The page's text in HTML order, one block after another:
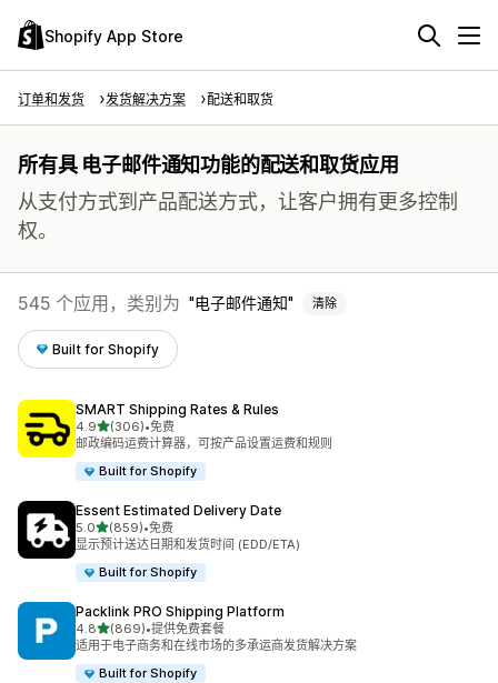
Shopify App Store
订单和发货 发货解决方案 配送和取货
所有具 电子邮件通知功能的配送和取货应用
从支付方式到产品配送方式，让客户拥有更多控制
权。
545 个应用，类别为 电子邮件通知 清除
Built for Shopify
SMART Shipping Rates & Rules
4.9星（满分 5 星）
(306)
总共 306 条评论
•免费
邮政编码运费计算器，可按产品设置运费和规则
Built for Shopify
Essent Estimated Delivery Date
5.0星（满分 5 星）
(859)
总共 859 条评论
•免费
显示预计送达日期和发货时间 (EDD/ETA)
Built for Shopify
Packlink PRO Shipping Platform
4.8星（满分 5 星）
(869)
总共 869 条评论
•提供免费套餐
适用于电子商务和在线市场的多承运商发货解决方案
Built for Shopify